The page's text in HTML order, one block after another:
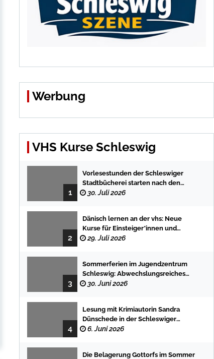
Werbung
VHS Kurse Schleswig
1
Vorlesestunden der Schleswiger
Stadtbücherei starten nach den
Sommerferien mit spannenden
30. Juli 2026
2
Dänisch lernen an der vhs: Neue
Kurse für Einsteiger*innen und
Fortgeschrittene
29. Juli 2026
3
Sommerferien im Jugendzentrum
Schleswig: Abwechslungsreiches
Programm für Kinder und Jugendliche
30. Juni 2026
4
Lesung mit Krimiautorin Sandra
Dünschede in der Schleswiger
Stadtbücherei
6. Juni 2026
Die Belagerung Gottorfs im Sommer